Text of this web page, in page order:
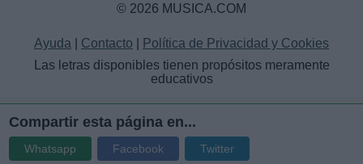
© 2026 MUSICA.COM
Ayuda Contacto
Política de Privacidad y Cookies
Las letras disponibles tienen propósitos meramente
educativos
Compartir esta página en...
Whatsapp Facebook Twitter